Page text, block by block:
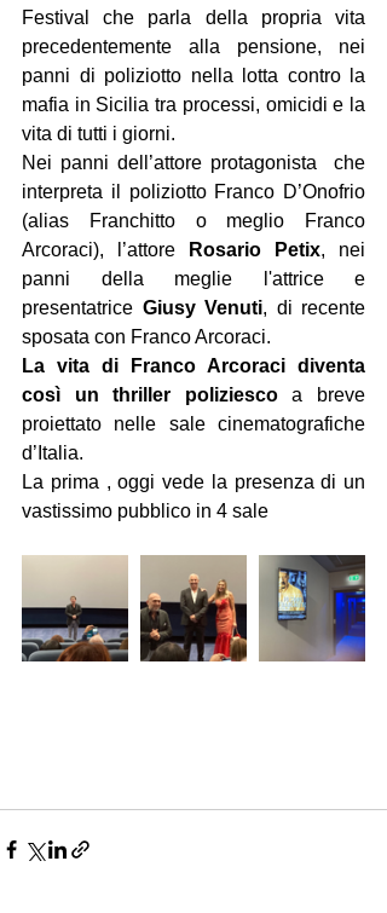
Festival che parla della propria vita
precedentemente alla pensione, nei
panni di poliziotto nella lotta contro la
mafia in Sicilia tra processi, omicidi e la
vita di tutti i giorni.
Nei panni dell’attore protagonista  che
interpreta il poliziotto Franco D’Onofrio
(alias Franchitto o meglio Franco
Arcoraci), l’attore
Rosario Petix, nei
panni della meglie l'attrice e
presentatrice Giusy Venuti, di recente
sposata con Franco Arcoraci.
La vita di Franco Arcoraci diventa
così un thriller poliziesco a breve
proiettato nelle sale cinematografiche
d’Italia.
La prima , oggi vede la presenza di un
vastissimo pubblico in 4 sale